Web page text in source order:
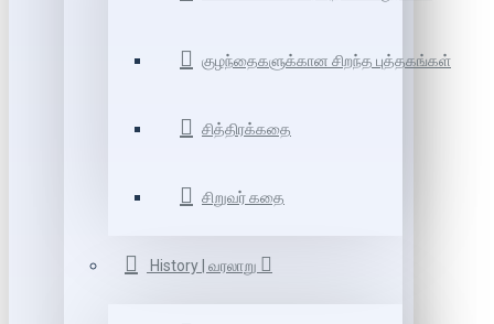
குழந்தைகளுக்கான சிறந்த புத்தகங்கள்
சித்திரக்கதை
சிறுவர் கதை
History | வரலாறு